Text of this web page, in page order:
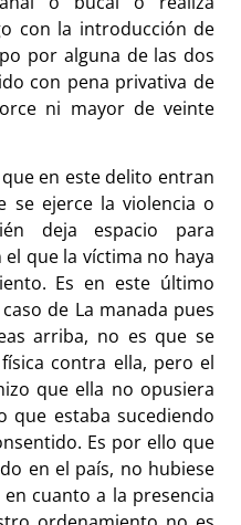
con la introducción de
por alguna de las dos
con pena privativa de
ni mayor de veinte
en este delito entran
se ejerce la violencia o
deja espacio para
que la víctima no haya
Es en este último
de La manada pues
arriba, no es que se
contra ella, pero el
que ella no opusiera
que estaba sucediendo
Es por ello que
en el país, no hubiese
cuanto a la presencia